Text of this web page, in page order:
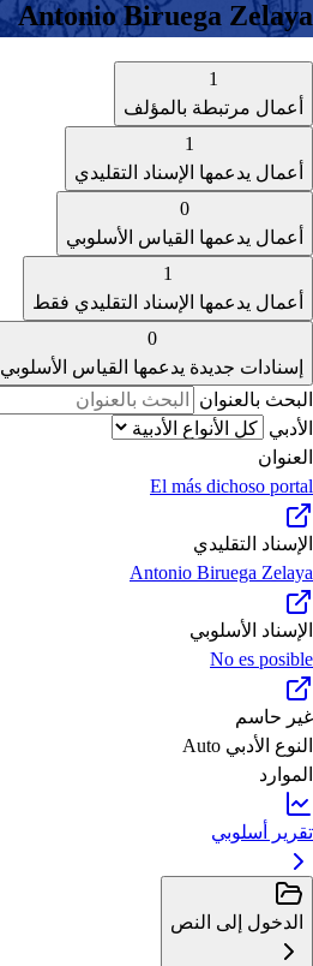
Antonio Biruega Zelaya
1
أعمال مرتبطة بالمؤلف
1
أعمال يدعمها الإسناد التقليدي
0
أعمال يدعمها القياس الأسلوبي
1
أعمال يدعمها الإسناد التقليدي فقط
0
إسنادات جديدة يدعمها القياس الأسلوبي
البحث بالعنوان
الأدبي
العنوان
El más dichoso portal
الإسناد التقليدي
Antonio Biruega Zelaya
الإسناد الأسلوبي
No es posible
غير حاسم
النوع الأدبي Auto
الموارد
تقرير أسلوبي
الدخول إلى النص